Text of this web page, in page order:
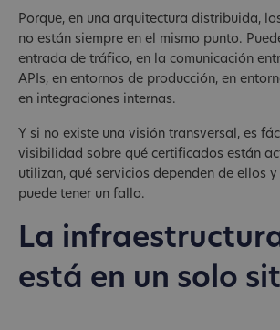
Porque, en una arquitectura distribuida,
no están siempre en el mismo punto.
entrada de tráfico, en la comunicación
APIs, en entornos de producción, en
en integraciones internas.
Y si no existe una visión transversal, es
visibilidad sobre qué certificados están
utilizan, qué servicios dependen de ellos
puede tener un fallo.
La
está en un solo